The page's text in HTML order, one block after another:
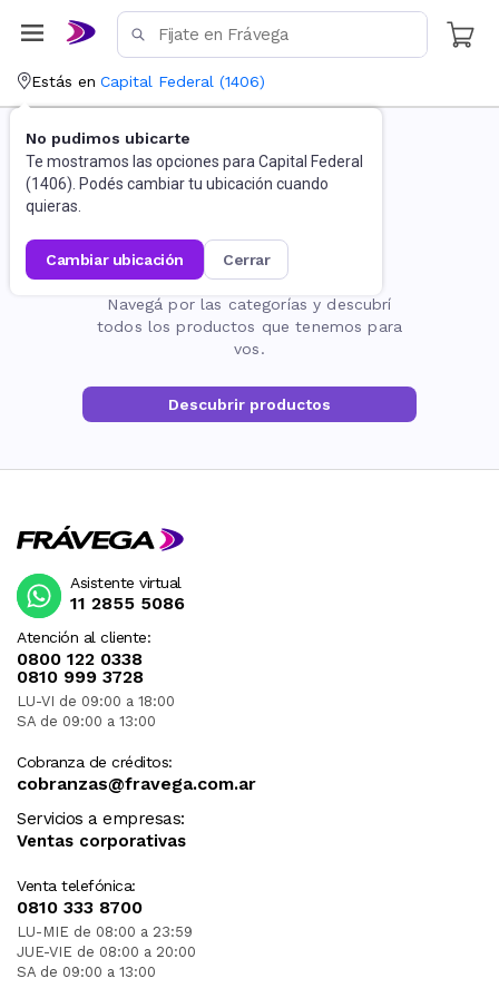
Estás en Capital Federal (1406)
No pudimos ubicarte
Te mostramos las opciones para Capital Federal
(1406). Podés cambiar tu ubicación cuando
quieras.
cambiar ubicación cerrar
La página no existe
Navegá por las categorías y descubrí
todos los productos que tenemos para
vos.
Descubrir productos
Atención al cliente:
0800 122 0338
0810 999 3728
LU-VI de 09:00 a 18:00
SA de 09:00 a 13:00
Cobranza de créditos:
cobranzas@fravega.com.ar
Servicios a empresas:
Ventas corporativas
Venta telefónica:
0810 333 8700
LU-MIE de 08:00 a 23:59
JUE-VIE de 08:00 a 20:00
SA de 09:00 a 13:00
Asistente virtual
11 2855 5086